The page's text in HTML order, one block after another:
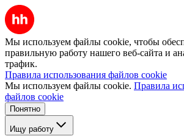
Мы используем файлы cookie, чтобы
правильную работу нашего веб-сайта и
трафик.
Правила использования файлов cookie
Мы используем файлы cookie. Правила
файлов cookie
Понятно
Ищу работу